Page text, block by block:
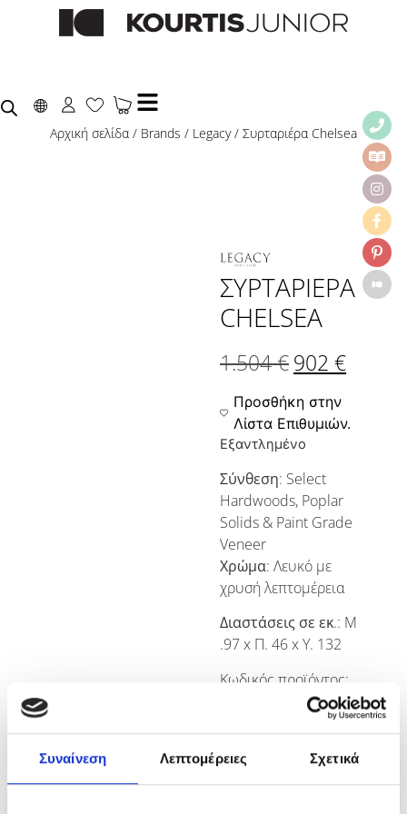
Συναίνεση Λεπτομέρειες Σχετικά
Αρχική σελίδα/ Brands / Legacy/ Συρταριέρα Chelsea
ΣΥΡΤΑΡΙΈΡΑ
CHELSEA
1.504€902€
Προσθήκη στην
Λίστα Επιθυμιών.
Εξαντλημένο
Σύνθεση: Select
Hardwoods, Poplar
Solids & Paint Grade
Veneer
Χρώμα: Λευκό με
χρυσή λεπτομέρεια
Διαστάσεις σε εκ.: Μ
.97 x Π. 46 x Υ. 132
Κωδικός προϊόντος:
LC-7810-2200